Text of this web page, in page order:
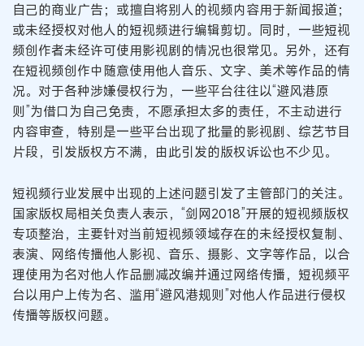
自己的商业广告；或擅自将别人的视频内容用于新闻报道；
或未经授权对他人的短视频进行编辑剪切。同时，一些短视
频创作者未经许可使用影视剧的情况也很常见。另外，还有
在短视频创作中随意使用他人音乐、文字、美术等作品的情
况。对于各种涉嫌侵权行为，一些平台往往以“避风港原
则”为借口为自己免责，不愿承担太多的责任，不主动进行
内容审查，特别是一些平台出现了批量的影视剧、综艺节目
片段，引发版权方不满，由此引发的版权诉讼也不少见。
短视频行业发展中出现的上述问题引发了主管部门的关注。
国家版权局相关负责人表示，“剑网2018”开展的短视频版权
专项整治，主要针对当前短视频领域存在的未经授权复制、
表演、网络传播他人影视、音乐、摄影、文字等作品，以合
理使用为名对他人作品删减改编并通过网络传播，短视频平
台以用户上传为名、滥用“避风港规则”对他人作品进行侵权
传播等版权问题。